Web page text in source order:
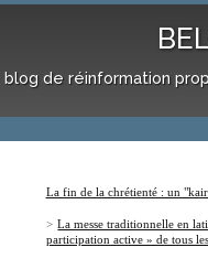
blog de réinformation
La fin de la chrétienté : un
La messe traditionnelle en
participation active » de tous